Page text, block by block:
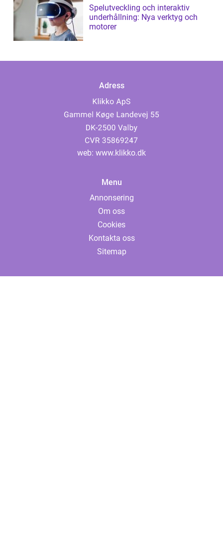
Spelutveckling och interaktiv
underhållning: Nya verktyg och
motorer
Adress
web: www.klikko.dk
Menu
Annonsering
Om oss
Cookies
Kontakta oss
Sitemap